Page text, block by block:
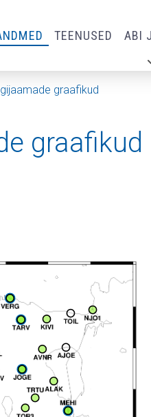
TEENUSED ABI
graafikud
graafikud